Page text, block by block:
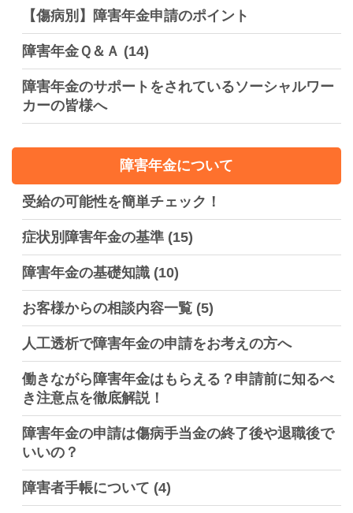
【傷病別】障害年金申請のポイント
障害年金Ｑ＆Ａ (14)
障害年金のサポートをされているソーシャルワー
カーの皆様へ
障害年金について
受給の可能性を簡単チェック！
症状別障害年金の基準 (15)
障害年金の基礎知識 (10)
お客様からの相談内容一覧 (5)
人工透析で障害年金の申請をお考えの方へ
働きながら障害年金はもらえる？申請前に知るべ
き注意点を徹底解説！
障害年金の申請は傷病手当金の終了後や退職後で
いいの？
障害者手帳について (4)